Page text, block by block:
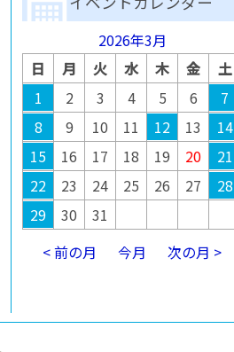
2026年3月
日
月 火 水 木 金
土
1
2 3 4 5 6
7
8
9 10 11 12 13
14
15
16 17 18 19 20
21
22
23 24 25 26 27
28
29
30
31
< 前の月
今月 次の月 >